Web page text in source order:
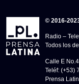
© 2016-
Radio –
Todos los
Calle E
Teléf: (+53)
Prensa